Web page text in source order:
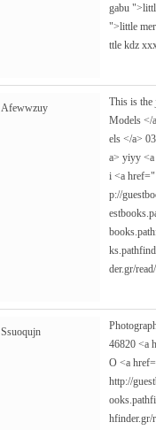
gabu
">little
ttle kdz
Afewwzuy
This is
Models </
els </a>
a> yiyy
i <a
p://
der.gr/
Ssuoqujn
46820 <a
O <a
http://
hfinder.gr/